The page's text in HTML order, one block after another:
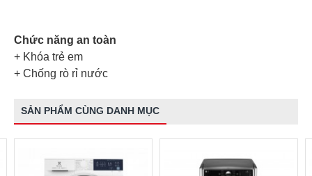
Chức năng an toàn
+ Khóa trẻ em
+ Chống rò rỉ nước
SẢN PHẨM CÙNG DANH MỤC